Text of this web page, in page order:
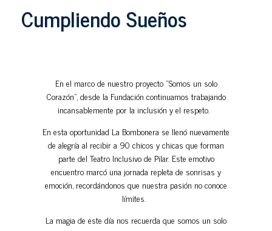
Cumpliendo Sueños
En el marco de nuestro proyecto "Somos un solo
Corazón", desde la Fundación continuamos trabajando
incansablemente por la inclusión y el respeto.
En esta oportunidad La Bombonera se llenó nuevamente
de alegría al recibir a 90 chicos y chicas que forman
parte del Teatro Inclusivo de Pilar. Este emotivo
encuentro marcó una jornada repleta de sonrisas y
emoción, recordándonos que nuestra pasión no conoce
límites.
La magia de este día nos recuerda que somos un solo